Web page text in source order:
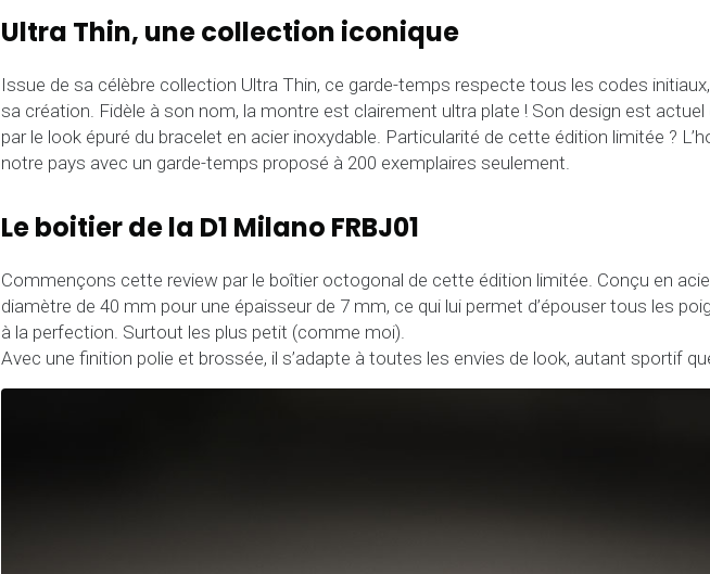
Ultra Thin, une collection iconique
Issue de sa célèbre collection Ultra Thin, ce garde-temps respecte tous les codes
sa création. Fidèle à son nom, la montre est clairement ultra plate ! Son design est
par le look épuré du bracelet en acier inoxydable. Particularité de cette édition limitée ?
notre pays avec un garde-temps proposé à 200 exemplaires seulement.
Le boitier de la D1 Milano FRBJ01
Commençons cette review par le boîtier octogonal de cette édition limitée. Conçu en
diamètre de 40 mm pour une épaisseur de 7 mm, ce qui lui permet d’épouser tous les
à la perfection. Surtout les plus petit (comme moi).
Avec une finition polie et brossée, il s’adapte à toutes les envies de look, autant sportif